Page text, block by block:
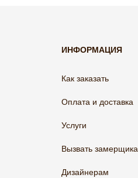
ИНФОРМАЦИЯ
Как заказать
Оплата и доставка
Услуги
Вызвать замерщика
Дизайнерам